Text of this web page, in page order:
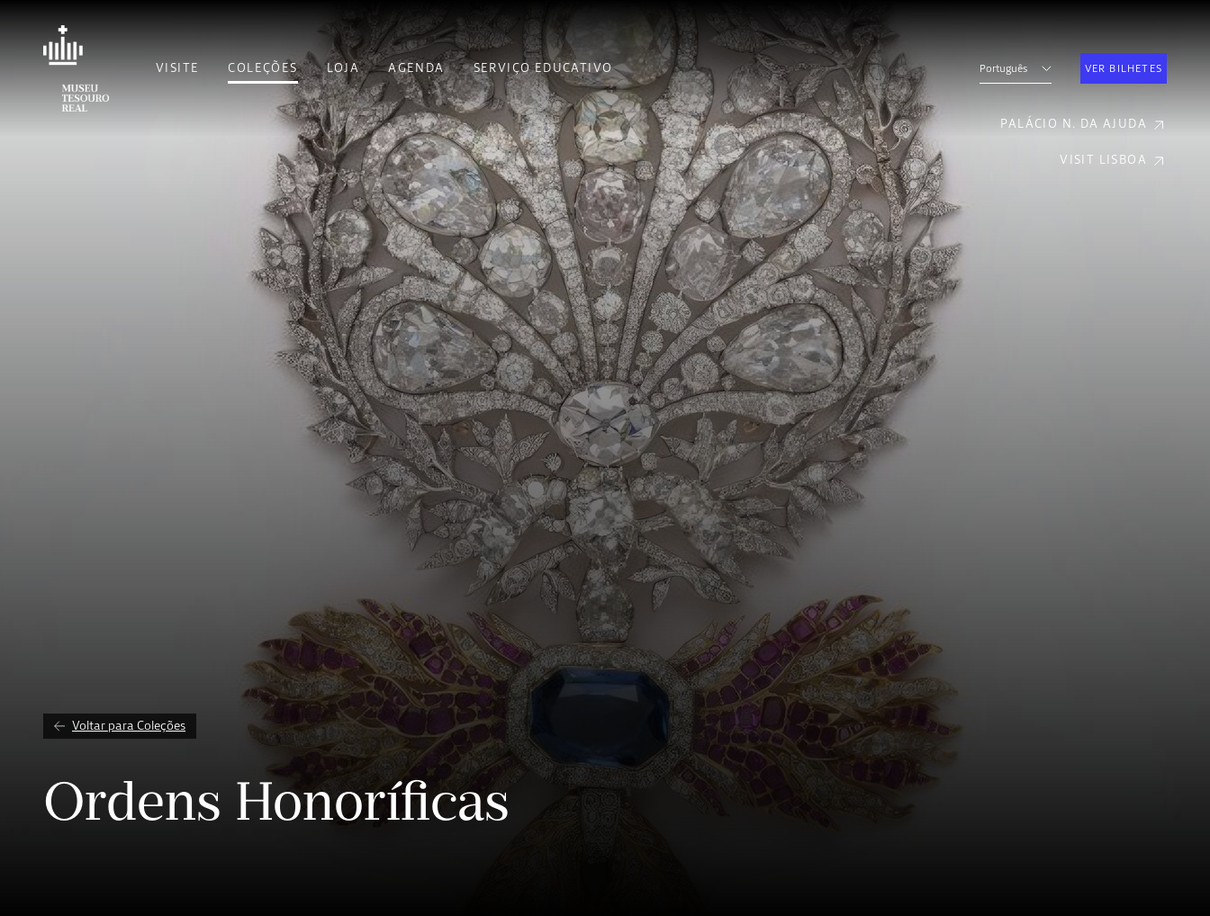
VISITE COLEÇÕES LOJA AGENDA SERVIÇO EDUCATIVO Português VER BILHETES
PALÁCIO N. DA AJUDA
VISIT LISBOA
Voltar para Coleções
Ordens Honoríficas